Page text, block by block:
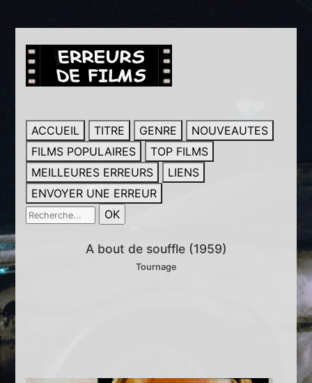
ACCUEIL TITRE GENRE
NOUVEAUTES
FILMS POPULAIRES
TOP FILMS
MEILLEURES ERREURS
LIENS
ENVOYER UNE ERREUR
A bout de souffle (1959)
Tournage